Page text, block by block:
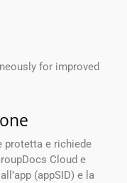
for improved
protetta e richiede
Cloud e
(appSID) e la